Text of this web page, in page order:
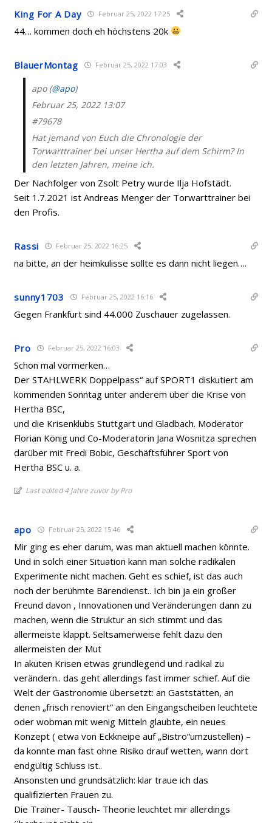
King For A Day Februar 25, 2022 17:25
44… kommen doch eh höchstens 20k
BlauerMontag Februar 25, 2022 17:03
apo (@apo)
Februar 25, 2022 13:07
#79678
Hat jemand von Euch die Chronologie der
Torwarttrainer bei unser Hertha auf dem Schirm? In
den letzten Jahren, meine ich.
Der Nachfolger von Zsolt Petry wurde Ilja Hofstädt.
Seit 1.7.2021 ist Andreas Menger der Torwarttrainer bei
den Profis.
Rassi Februar 25, 2022 16:25
na bitte, an der heimkulisse sollte es dann nicht liegen….
sunny1703 Februar 25, 2022 16:16
Gegen Frankfurt sind 44.000 Zuschauer zugelassen.
Pro Februar 25, 2022 16:03
Schon mal vormerken…
Der STAHLWERK Doppelpass“ auf SPORT1 diskutiert am
kommenden Sonntag unter anderem über die Krise von
Hertha BSC,
und die Krisenklubs Stuttgart und Gladbach. Moderator
Florian König und Co-Moderatorin Jana Wosnitza sprechen
darüber mit Fredi Bobic, Geschäftsführer Sport von
Hertha BSC u. a.
Last edited 4 Jahre zuvor by Pro
apo Februar 25, 2022 15:46
Mir ging es eher darum, was man aktuell machen könnte.
Und in solch einer Situation kann man solche radikalen
Experimente nicht machen. Geht es schief, ist das auch
noch der berühmte Bärendienst.. Ich bin ja ein großer
Freund davon , Innovationen und Veränderungen dann zu
machen, wenn die Struktur an sich stimmt und das
allermeiste klappt. Seltsamerweise fehlt dazu den
allermeisten der Mut
In akuten Krisen etwas grundlegend und radikal zu
verändern.. das geht allerdings fast immer schief. Auf die
Welt der Gastronomie übersetzt: an Gaststätten, an
denen „frisch renoviert“ an den Eingangscheiben leuchtete
oder wobman mit wenig Mitteln glaubte, ein neues
Konzept ( etwa von Eckkneipe auf „Bistro“umzustellen) –
da konnte man fast ohne Risiko drauf wetten, wann dort
endgültig Schluss ist..
Ansonsten und grundsätzlich: klar traue ich das
qualifizierten Frauen zu.
Die Trainer- Tausch- Theorie leuchtet mir allerdings